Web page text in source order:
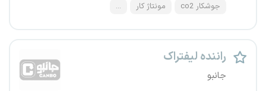
جوشکار co2 مونتاژ کار ...
راننده لیفتراک
جانبو